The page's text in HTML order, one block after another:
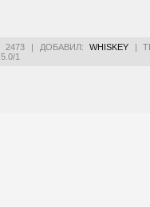
2473 | ДОБАВИЛ: WHISKEY |
5.0/1